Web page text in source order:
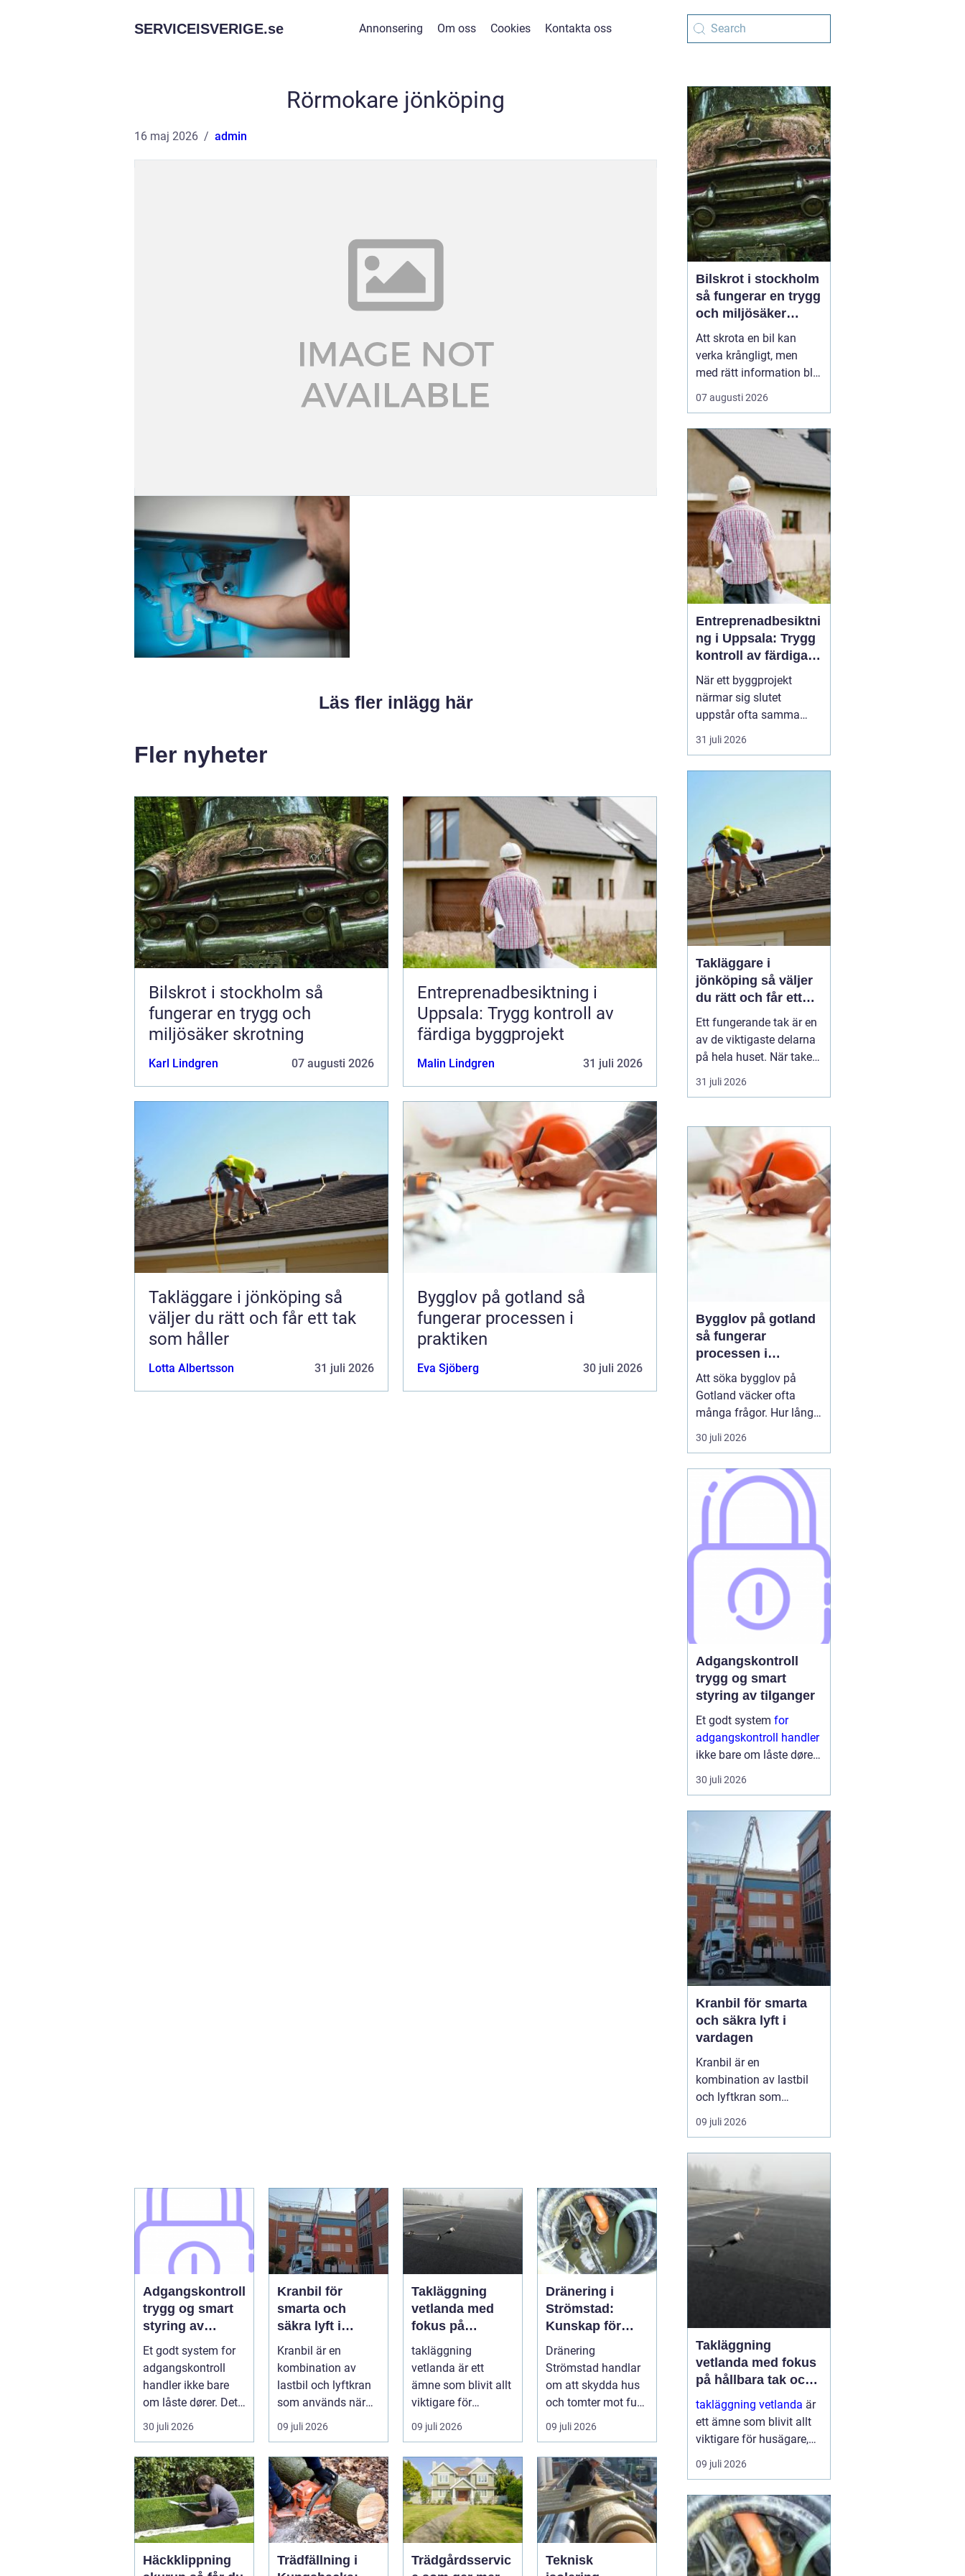
SERVICEISVERIGE.se Annonsering Om oss Cookies Kontakta oss
Rörmokare jönköping
16 maj 2026 admin
Läs fler inlägg här
Fler nyheter
Bilskrot i stockholm så
fungerar en trygg och
miljösäker skrotning
Karl Lindgren 07 augusti 2026
Entreprenadbesiktning i
Uppsala: Trygg kontroll av
färdiga byggprojekt
Malin Lindgren 31 juli 2026
Takläggare i jönköping så
väljer du rätt och får ett tak
som håller
Lotta Albertsson 31 juli 2026
Bygglov på gotland så
fungerar processen i
praktiken
Eva Sjöberg 30 juli 2026
Adgangskontroll
trygg og smart
styring av
tilganger
Et godt system for
adgangskontroll
handler ikke bare
om låste dører. Det
handler om å ha
30 juli 2026
Kranbil för
smarta och
säkra lyft i
vardagen
Kranbil är en
kombination av
lastbil och lyftkran
som används när
tungt eller
09 juli 2026
Takläggning
vetlanda med
fokus på
hållbara tak och
trygga hus
takläggning
vetlanda är ett
ämne som blivit allt
viktigare för
husägare,
gar och ...
09 juli 2026
Dränering i
Strömstad:
Kunskap för
tryggare
husgrunder
Dränering
Strömstad handlar
om att skydda hus
och tomter mot fukt,
läckage och l&arin...
09 juli 2026
Häckklippning
Trädfällning i
Trädgårdsservic
Teknisk
Bilskrot i stockholm
så fungerar en trygg
och miljösäker
skrotning
Att skrota en bil kan
verka krångligt, men
med rätt information blir
processen enkel. För
många bilägare handlar
saker: trygg
avregistrering, rimlig
ersättning och omtanke
om miljön. I
Stockholmsområdet
finns flera alternativ...
07 augusti 2026
Entreprenadbesiktni
ng i Uppsala: Trygg
kontroll av färdiga
byggprojekt
När ett byggprojekt
närmar sig slutet
uppstår ofta samma
fråga: är entreprenaden
verkligen utförd så som
ger ett tydligt svar.
Genom en strukturerad
genomgån...
31 juli 2026
Takläggare i
jönköping så väljer
du rätt och får ett
tak som håller
Ett fungerande tak är en
av de viktigaste delarna
på hela huset. När taket
börjar bli slitet påverkar
det både tryggheten,
värdet på huset. Därför
blir valet
av takläggare i
Jönköping avg...
31 juli 2026
Bygglov på gotland
så fungerar
processen i
praktiken
Att söka bygglov på
Gotland väcker ofta
många frågor. Hur lång
tid tar det? Vilka
handlingar behövs? Och
nära havet eller i Visbys
känsliga kulturmiljö? För
den som sällan har
kan bygglovsregler
kännas både ...
30 juli 2026
Adgangskontroll
trygg og smart
styring av tilganger
Et godt system for
adgangskontroll handler
ikke bare om låste dører.
Det handler om å ha
oversikt, kunne styre
sikre mennesker, verdier
og informasjon på en
ryddig måte. Moderne
lø...
30 juli 2026
Kranbil för smarta
och säkra lyft i
vardagen
Kranbil är en
kombination av lastbil
och lyftkran som
används när tungt eller
skrymmande material
säkert och
Genom att hyra en
kranbil kan
privatpersoner, företag
och entrepren&...
09 juli 2026
Takläggning
vetlanda med fokus
på hållbara tak och
trygga hus
takläggning vetlanda är
ett ämne som blivit allt
viktigare för husägare,
bostadsrättsföreningar
och fastighetsägare i
skyddar inte bara mot
regn, snö och blåst, utan
påve...
09 juli 2026